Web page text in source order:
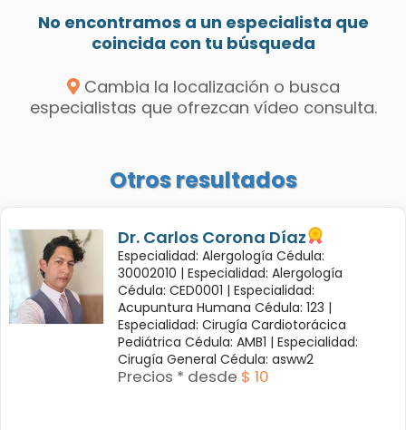
No encontramos a un especialista que
coincida con tu búsqueda
Cambia la localización o busca
especialistas que ofrezcan vídeo consulta.
Otros resultados
Dr. Carlos Corona Díaz
Especialidad: Alergología Cédula:
30002010 | Especialidad: Alergología
Cédula: CED0001 | Especialidad:
Acupuntura Humana Cédula: 123 |
Especialidad: Cirugía Cardiotorácica
Pediátrica Cédula: AMB1 | Especialidad:
Cirugía General Cédula: asww2
Precios * desde $ 10